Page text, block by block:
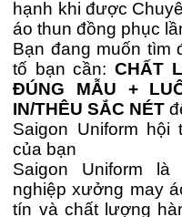
hạnh khi được
áo thun đồng phục
Bạn đang muốn tìm
tố bạn cần: CHẤT
ĐÚNG MẪU +
IN/THÊU SẮC NÉT
Saigon Uniform
của bạn
Saigon Uniform là
nghiệp xưởng may
tín và chất lượng